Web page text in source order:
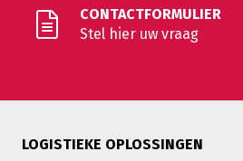
CONTACTFORMULIER
Stel hier uw vraag
LOGISTIEKE OPLOSSINGEN